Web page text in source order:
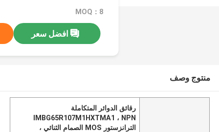
MOQ：8
افضل سعر
منتوج وصف
رقائق الدوائر المتكاملة
IMBG65R107M1HXTMA1 ، NPN
الترانزستور MOS الصمام الثنائي ،